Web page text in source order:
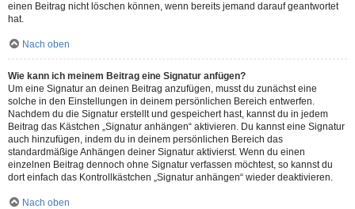
einen Beitrag nicht löschen können, wenn bereits jemand darauf geantwortet
hat.
Nach oben
Wie kann ich meinem Beitrag eine Signatur anfügen?
Um eine Signatur an deinen Beitrag anzufügen, musst du zunächst eine
solche in den Einstellungen in deinem persönlichen Bereich entwerfen.
Nachdem du die Signatur erstellt und gespeichert hast, kannst du in jedem
Beitrag das Kästchen „Signatur anhängen“ aktivieren. Du kannst eine Signatur
auch hinzufügen, indem du in deinem persönlichen Bereich das
standardmäßige Anhängen deiner Signatur aktivierst. Wenn du einen
einzelnen Beitrag dennoch ohne Signatur verfassen möchtest, so kannst du
dort einfach das Kontrollkästchen „Signatur anhängen“ wieder deaktivieren.
Nach oben